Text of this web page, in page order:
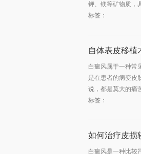
钾、镁等矿物质，
标签：
自体表皮移植
白癜风属于一种常
是在患者的病变皮
说，都是莫大的痛
标签：
如何治疗皮损
白癜风是一种比较